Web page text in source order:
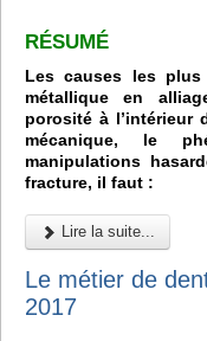
RÉSUMÉ
Les causes les
métallique en
porosité à l’intérieur
mécanique, le
manipulations
fracture, il faut :
Lire la suite...
Le métier de
2017